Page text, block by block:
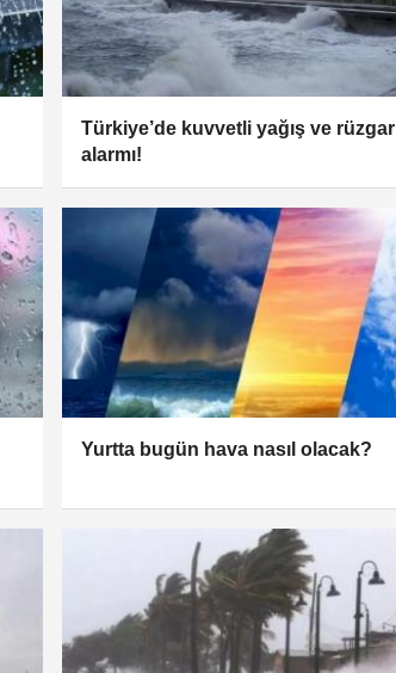
Türkiye’de kuvvetli yağış ve rüzgar
alarmı!
Yurtta bugün hava nasıl olacak?